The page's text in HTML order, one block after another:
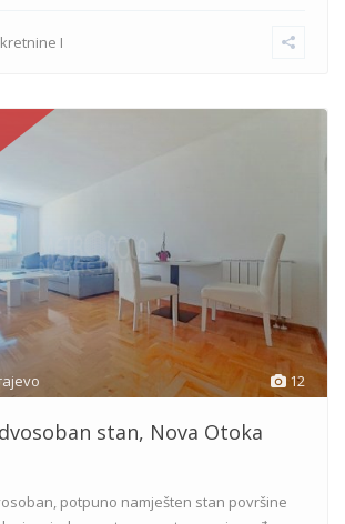
I
12
stan, Nova Otoka
potpuno namješten stan površine